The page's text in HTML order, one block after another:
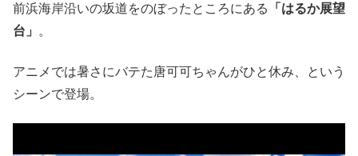
前浜海岸沿いの坂道をのぼったところにある
「はるか展望
台」
。
アニメでは暑さにバテた唐可可ちゃんがひと休み、という
シーンで登場。